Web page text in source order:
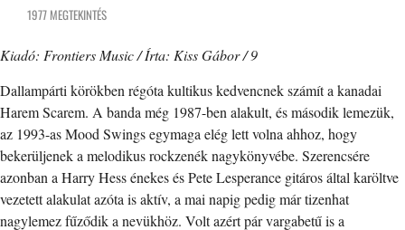
1977 MEGTEKINTÉS
Kiadó: Frontiers Music / Írta: Kiss Gábor / 9
Dallampárti körökben régóta kultikus kedvencnek számít a kanadai
Harem Scarem. A banda még 1987-ben alakult, és második lemezük,
az 1993-as Mood Swings egymaga elég lett volna ahhoz, hogy
bekerüljenek a melodikus rockzenék nagykönyvébe. Szerencsére
azonban a Harry Hess énekes és Pete Lesperance gitáros által karöltve
vezetett alakulat azóta is aktív, a mai napig pedig már tizenhat
nagylemez fűződik a nevükhöz. Volt azért pár vargabetű is a